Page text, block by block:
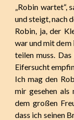
„Robin wartet“,
und steigt, nach
Robin, ja, der
war und mit dem
teilen muss.
Eifersucht
Ich mag den
mir gesehen als
dem großen
dass ich seinen